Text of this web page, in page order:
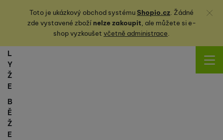
Toto je ukázkový obchod systémuShopio.cz. Žádné
zde vystavené zbožínelze zakoupit, ale můžete sie-
shop vyzkoušet včetně administrace.
Zavřít
L
Y
Ž
E
B
Ě
Ž
E